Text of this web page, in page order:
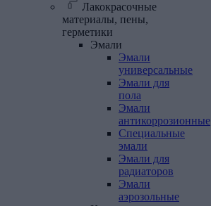
Лакокрасочные
материалы, пены,
герметики
Эмали
Эмали
универсальные
Эмали для
пола
Эмали
антикоррозионные
Специальные
эмали
Эмали для
радиаторов
Эмали
аэрозольные